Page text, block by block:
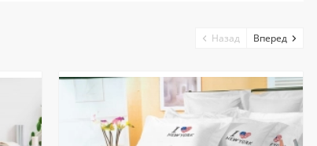
Назад Вперед